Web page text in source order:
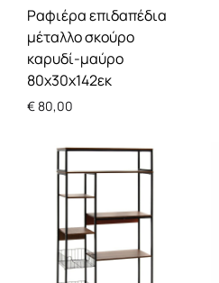
Ραφιέρα επιδαπέδια
μέταλλο σκούρο
καρυδί-μαύρο
80x30x142εκ
€80,00